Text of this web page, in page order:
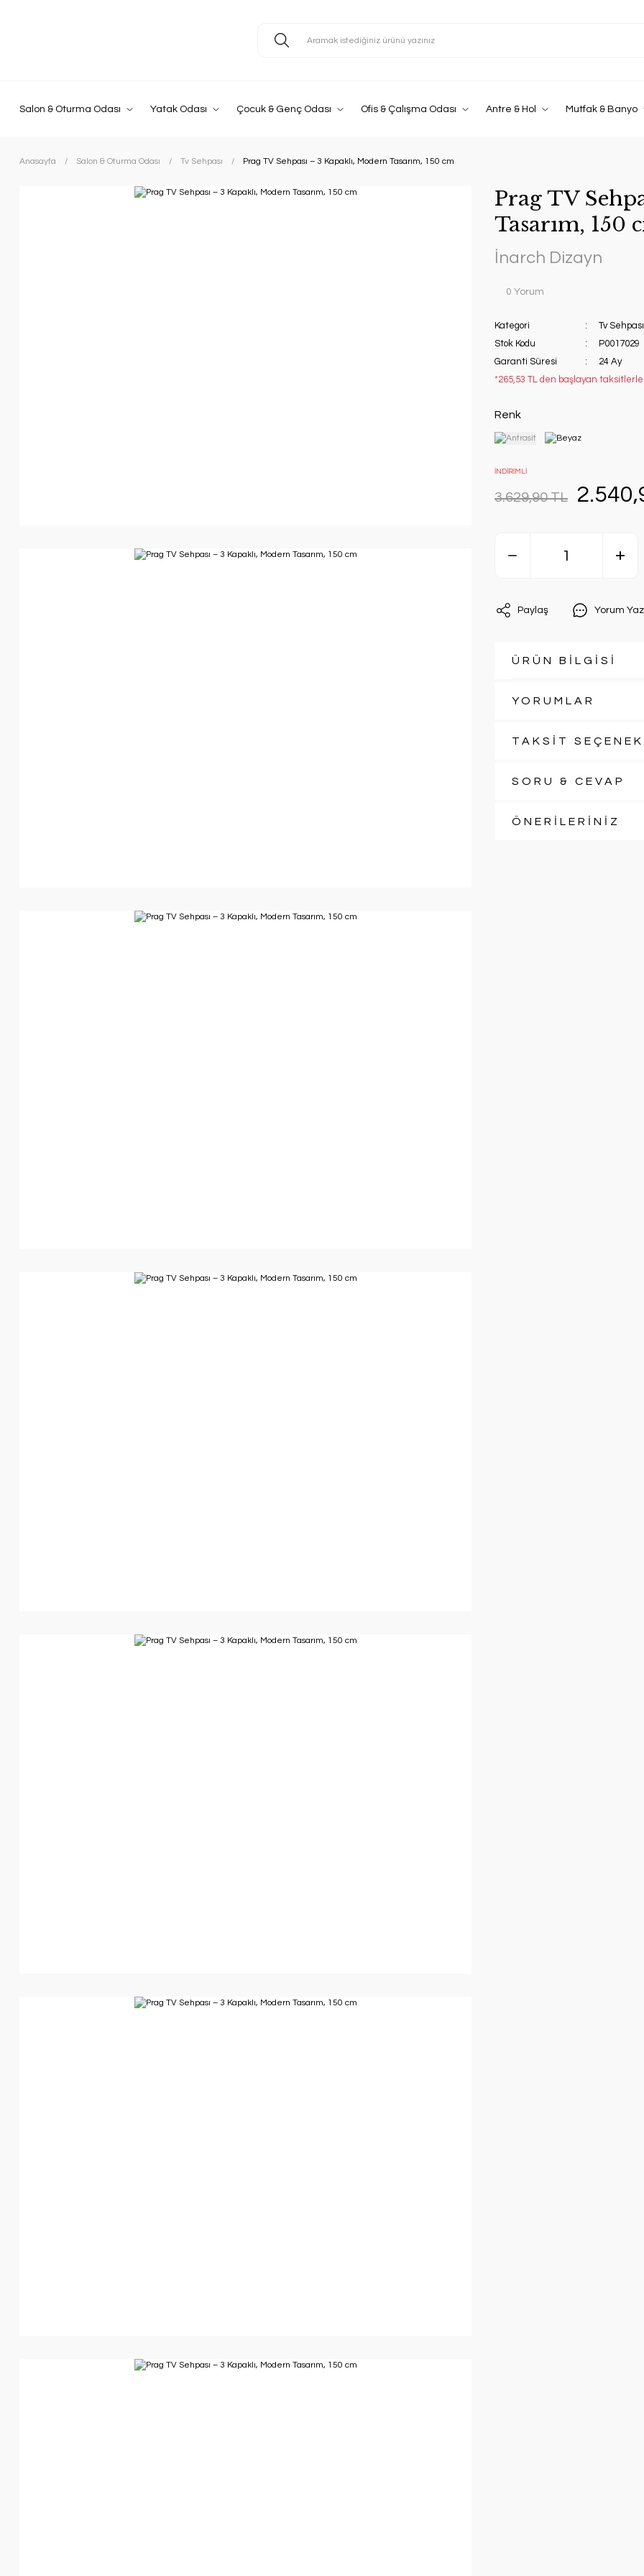
Salon & Oturma Odası Yatak Odası Çocuk & Genç Odası Ofis & Çalışma Odası Antre & Hol Mutfak & Banyo
Anasayfa Salon & Oturma Odası Tv Sehpası Prag TV Sehpası – 3 Kapaklı, Modern Tasarım, 150 cm
Prag TV
Tasarım, 150
İnarch Dizayn
0 Yorum
Kategori
Tv Sehpası
Stok Kodu
P0017029
Garanti Süresi
24 Ay
*265,53 TL den başlayan
Renk
İNDİRİMLİ
3.629,90 TL
Paylaş Yorum Yaz
ÜRÜN BİLGİSİ
YORUMLAR
TAKSİT
SORU & CEVAP
ÖNERİLERİNİZ